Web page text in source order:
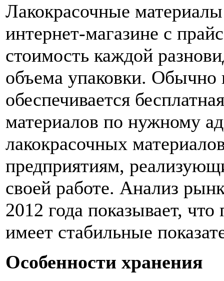
Лакокрасочные
интернет-магазине с
стоимость каждой
объема упаковки. Обычно
обеспечивается
материалов по нужному
лакокрасочных
предприятиям,
своей работе. Анализ
2012 года показывает,
имеет стабильные
Особенности хранения